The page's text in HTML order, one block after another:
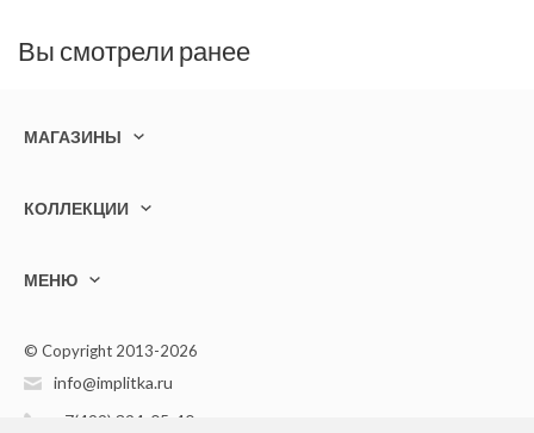
Вы смотрели ранее
МАГАЗИНЫ
КОЛЛЕКЦИИ
МЕНЮ
© Copyright 2013-2026
info@implitka.ru
+7(499) 394-05-40